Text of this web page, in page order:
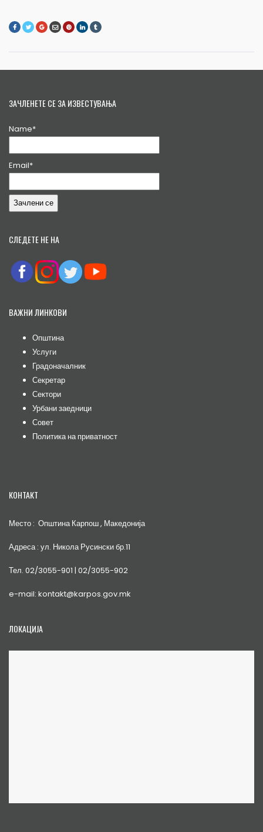
ЗАЧЛЕНЕТЕ СЕ ЗА ИЗВЕСТУВАЊА
Name*
Email*
СЛЕДЕТЕ НЕ НА
ВАЖНИ ЛИНКОВИ
Општина
Услуги
Градоначалник
Секретар
Сектори
Урбани заедници
Совет
Политика на приватност
КОНТАКТ
Место : Општина Карпош , Македонија
Адреса : ул. Никола Русински бр.11
Тел. 02/3055-901 | 02/3055-902
e-mail: kontakt@karpos.gov.mk
ЛОКАЦИЈА